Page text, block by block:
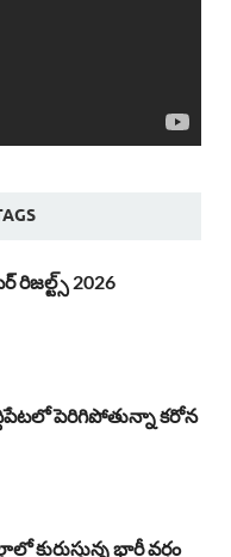
రిజల్ట్స్ 2026
పెరిగిపోతున్నా కరోన
భారీ వర్షం